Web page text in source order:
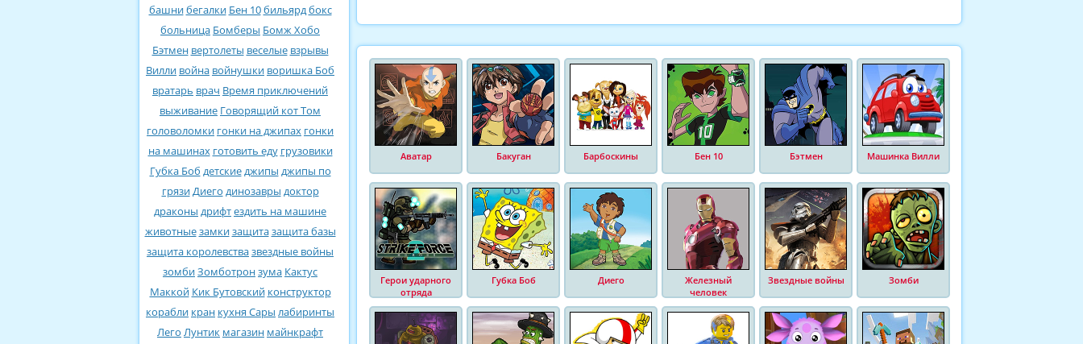
башнибегалки Бен 10бильярдбокс
больница Бомберы Бомж Хобо
Бэтмен вертолеты веселые взрывы
Вилли война войнушки воришка Боб
вратарь врач Время приключений
выживание Говорящий кот Том
головоломки гонки на джипах гонки
на машинах готовить еду грузовики
Губка Боб детскиеджипы джипы по
грязиДиего динозавры доктор
драконы дрифтездить на машине
животныезамкизащитазащита базы
защита королевствазвездные войны
зомбиЗомботронзума Кактус
Маккой Кик Бутовский конструктор
корабли кран кухня Сары лабиринты
Лего Лунтик магазин майнкрафт
Аватар Бакуган Барбоскины Бен 10 Бэтмен Машинка Вилли
Герои ударного
отряда
Губка Боб Диего
Железный
человек
Звездные войны Зомби